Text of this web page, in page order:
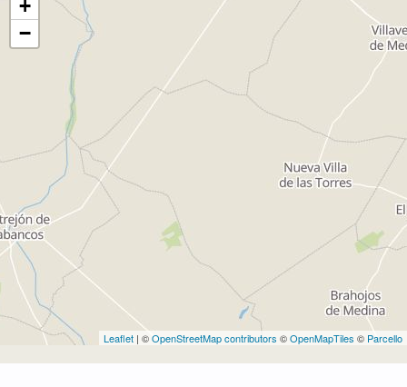
+
−
Leaflet | ©OpenStreetMap contributors ©OpenMapTiles © Parcello